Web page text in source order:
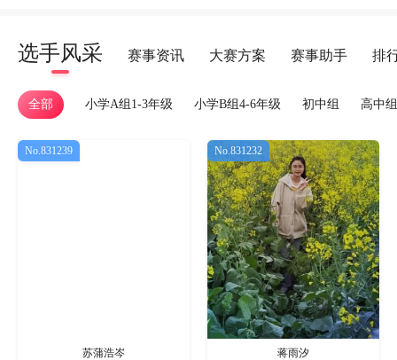
选手风采 赛事资讯 大赛方案 赛事助手 排
全部 小学A组1-3年级 小学B组4-6年级 初中组 高中组
苏蒲浩岑
No.831239
蒋雨汐
No.831232